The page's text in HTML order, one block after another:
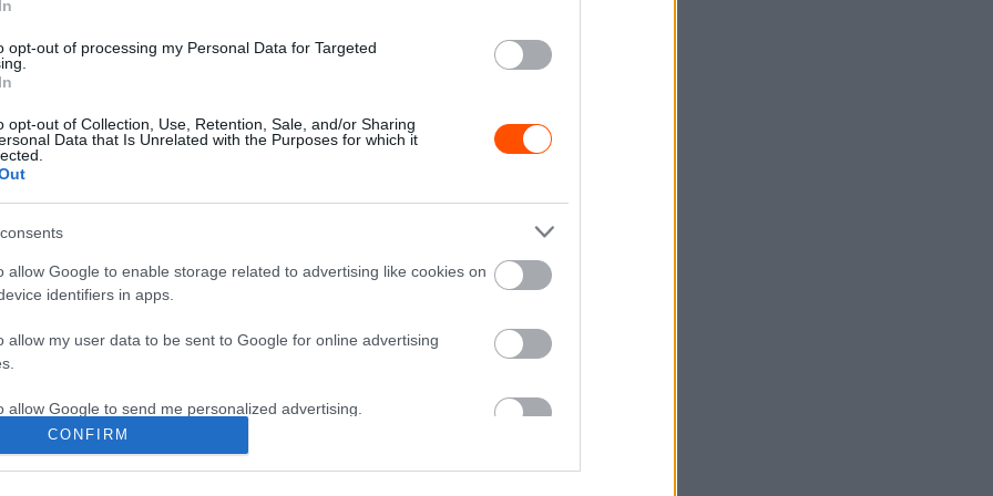
opt-out of processing my Personal Data for Targeted
opt-out of Collection, Use, Retention, Sale, and/or Sharing
Data that Is Unrelated with the Purposes for which it
allow Google to enable storage related to advertising like cookies on
identifiers in apps.
allow my user data to be sent to Google for online advertising
allow Google to send me personalized advertising.
CONFIRM
0
is örült a szlovéniai szereplésének
Herczig Norberték autójának
év végi szavazásán
Hund Gábor